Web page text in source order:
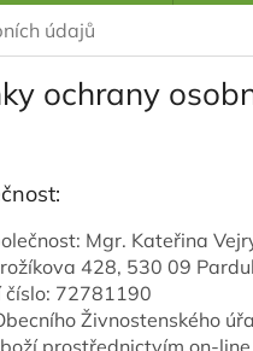
údajů
ochrany
Mgr. Kateřina
428, 530 09
číslo: 72781190
Živnostenského
prostřednictvím on-